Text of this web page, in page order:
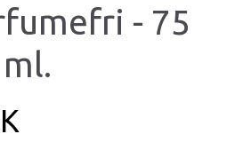
- 75
ml.